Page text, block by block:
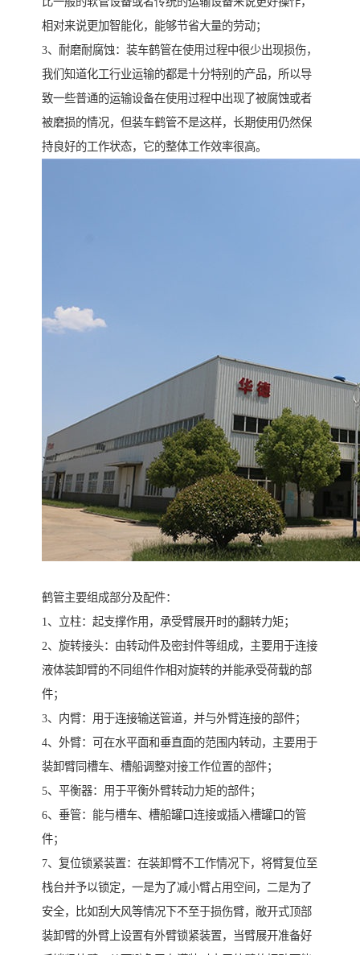
相对来说更加智能化，能够节省大量的劳动；
3、耐磨耐腐蚀：装车鹤管在使用过程中很少出现损伤，
我们知道化工行业运输的都是十分特别的产品，所以导
致一些普通的运输设备在使用过程中出现了被腐蚀或者
被磨损的情况，但装车鹤管不是这样，长期使用仍然保
持良好的工作状态，它的整体工作效率很高。
鹤管主要组成部分及配件：
1、立柱：起支撑作用，承受臂展开时的翻转力矩；
2、旋转接头：由转动件及密封件等组成，主要用于连接
液体装卸臂的不同组件作相对旋转的并能承受荷载的部
件；
3、内臂：用于连接输送管道，并与外臂连接的部件；
4、外臂：可在水平面和垂直面的范围内转动，主要用于
装卸臂同槽车、槽船调整对接工作位置的部件；
5、平衡器：用于平衡外臂转动力矩的部件；
6、垂管：能与槽车、槽船罐口连接或插入槽罐口的管
件；
7、复位锁紧装置：在装卸臂不工作情况下，将臂复位至
栈台并予以锁定，一是为了减小臂占用空间，二是为了
安全，比如刮大风等情况下不至于损伤臂，敞开式顶部
装卸臂的外臂上设置有外臂锁紧装置，当臂展开准备好